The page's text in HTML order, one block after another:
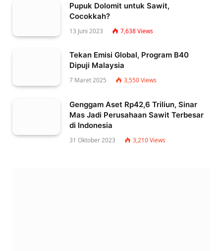
Pupuk Dolomit untuk Sawit,
Cocokkah?
13 Juni 2023 7,638Views
Tekan Emisi Global, Program B40
Dipuji Malaysia
7 Maret 2025 3,550Views
Genggam Aset Rp42,6 Triliun, Sinar
Mas Jadi Perusahaan Sawit Terbesar
di Indonesia
31 Oktober 2023 3,210Views